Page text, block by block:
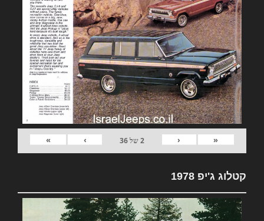
«
‹
2של36
›
»
קטלוג ג'יפ 1978